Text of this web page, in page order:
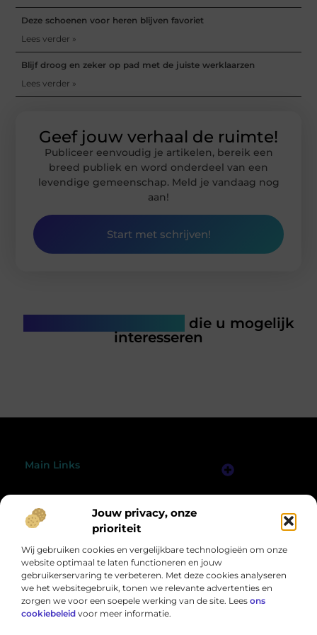
Jouw privacy, onze
prioriteit
Wij gebruiken cookies en vergelijkbare technologieën om onze
website optimaal te laten functioneren en jouw
gebruikerservaring te verbeteren. Met deze cookies analyseren
we het websitegebruik, tonen we relevante advertenties en
zorgen we voor een soepele werking van de site. Lees ons
cookiebeleid voor meer informatie.
Deze schoenen voor heren blijven favoriet
Lees verder »
Blijf droog en zeker op pad met de juiste werklaarzen
Lees verder »
Geef jouw verhaal de ruimte!
Publiceer eenvoudig je artikelen, bereik een
breed publiek en word onderdeel van een
levendige gemeenschap. Meld je vandaag nog
aan!
Start met schrijven!
die u mogelijk
interesseren
Main Links
@2025 All Right Reserved.
Design by
www.peelsprong.nl.